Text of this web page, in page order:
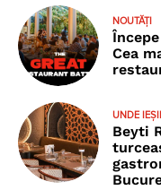
NOUTĂȚI
Începe
Cea
UNDE
Beyti